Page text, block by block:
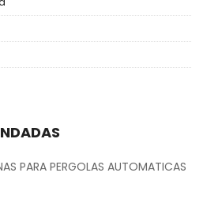
PARA PERGOLAS AUTOMATICAS